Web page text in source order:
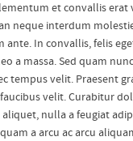
et convallis
neque interdum
In convallis, felis
a massa. Sed quam
tempus velit. Praesent
velit. Curabitur
nulla a feugiat
a arcu ac arcu